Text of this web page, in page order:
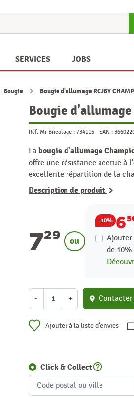
SERVICES JOBS
Bougie Bougie d'allumage RCJ6Y
Bougie d'allumage
Réf. Mr Bricolage : 734115 - EAN :
La bougie d'allumage
offre une résistance accrue à
excellente répartition de la
Description de produit
729 ou
-10% 6
Ajouter
de 10%
- + location_on Contacter
Ajouter à la liste d'envies
Click & Collecthelp_outline